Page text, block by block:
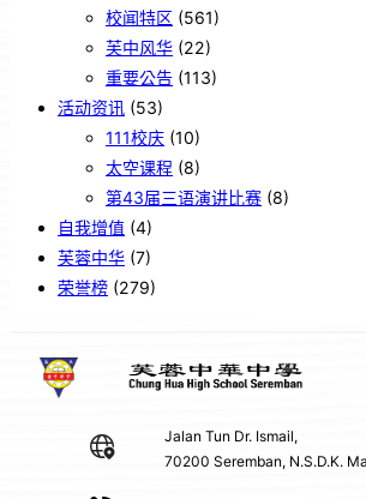
校闻特区 (561)
芙中风华 (22)
重要公告 (113)
活动资讯 (53)
111校庆 (10)
太空课程 (8)
第43届三语演讲比赛 (8)
自我增值 (4)
芙蓉中华 (7)
荣誉榜 (279)
Jalan Tun Dr. Ismail,
70200 Seremban, N.S.D.K.